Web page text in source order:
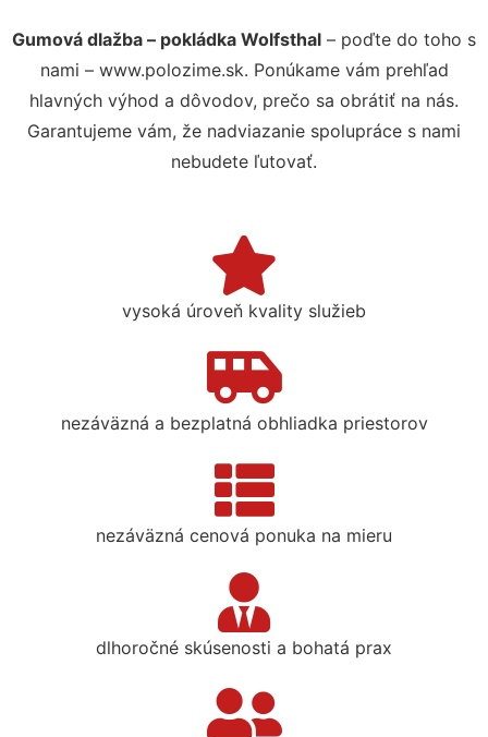
Gumová dlažba – pokládka Wolfsthal – poďte do toho s
nami – www.polozime.sk. Ponúkame vám prehľad
hlavných výhod a dôvodov, prečo sa obrátiť na nás.
Garantujeme vám, že nadviazanie spolupráce s nami
nebudete ľutovať.
vysoká úroveň kvality služieb
nezáväzná a bezplatná obhliadka priestorov
nezáväzná cenová ponuka na mieru
dlhoročné skúsenosti a bohatá prax